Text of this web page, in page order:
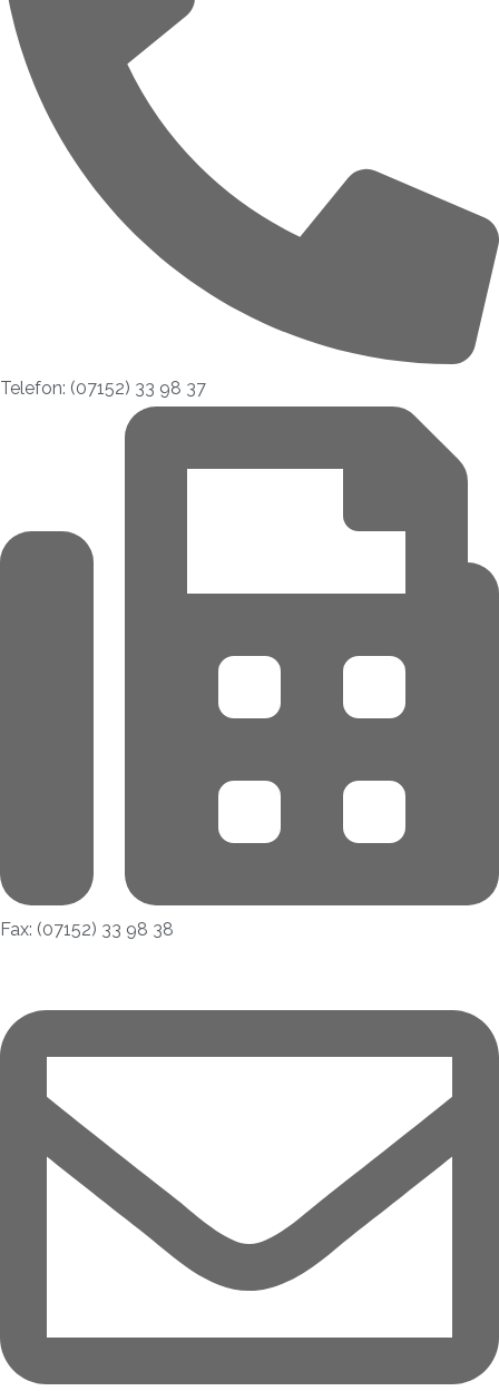
Telefon: (07152) 33 98 37
Fax: (07152) 33 98 38